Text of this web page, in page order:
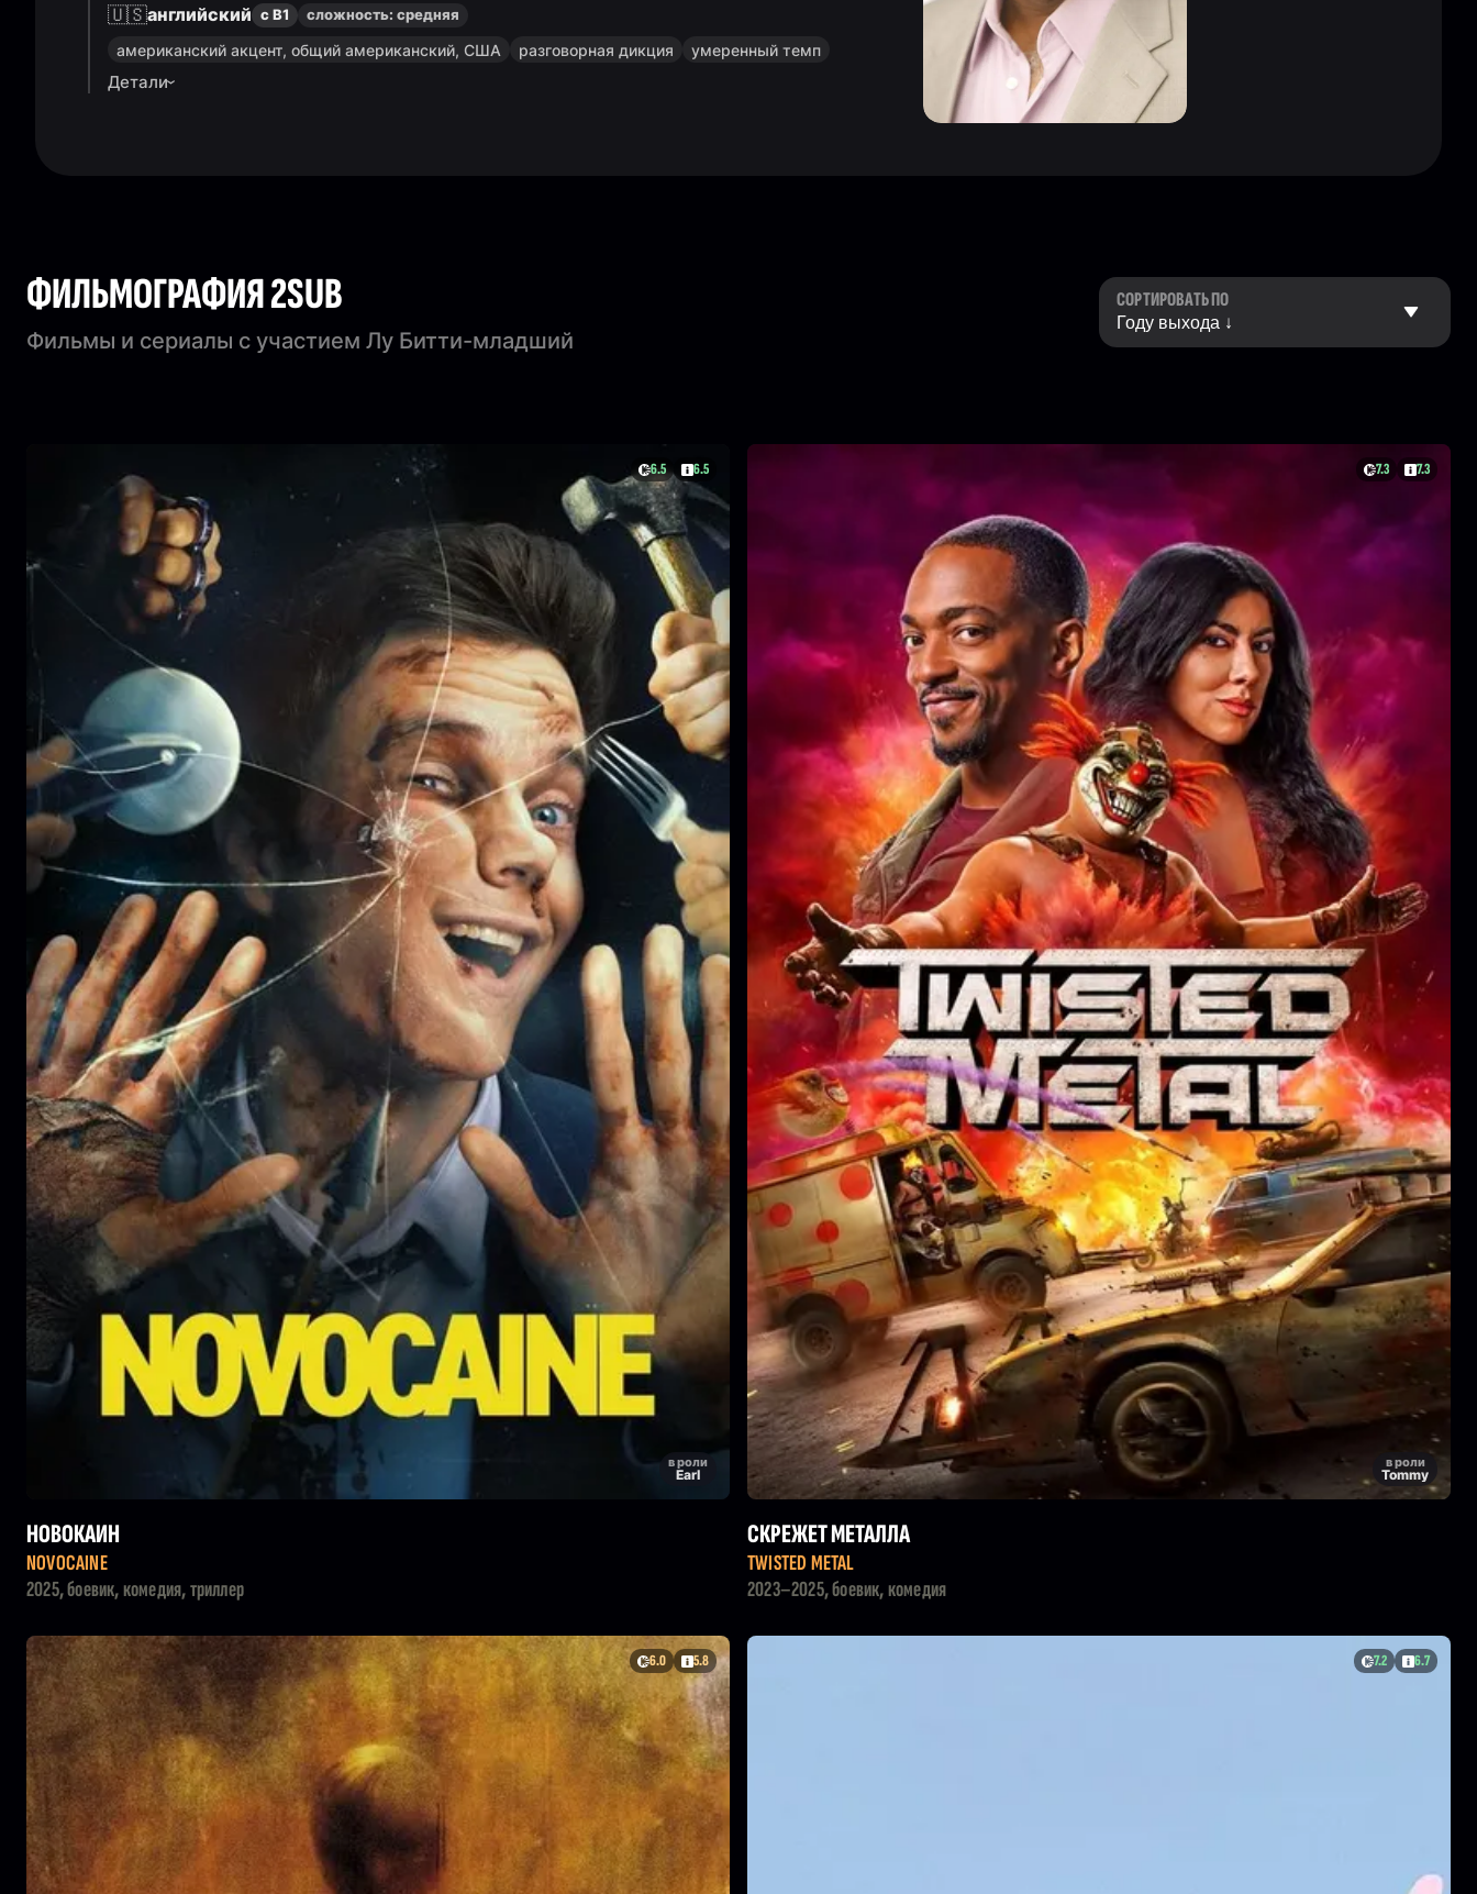
🇺🇸английский с B1 сложность: средняя
американский акцент, общий американский, США разговорная дикция умеренный темп
Детали
ФИЛЬМОГРАФИЯ 2SUB
Фильмы и сериалы с участием Лу Битти-младший
СОРТИРОВАТЬ ПО
6.5 6.5
в роли
Earl
НОВОКАИН
NOVOCAINE
2025, боевик, комедия, триллер
7.3 7.3
в роли
Tommy
СКРЕЖЕТ МЕТАЛЛА
TWISTED METAL
2023–2025, боевик, комедия
6.0 5.8 7.2 6.7